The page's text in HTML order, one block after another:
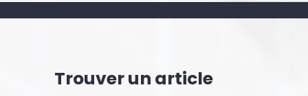
Trouver un article